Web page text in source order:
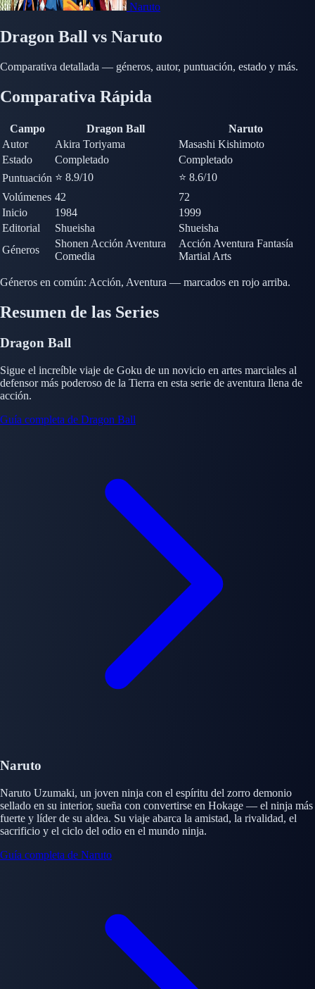
Naruto
Dragon Ball vs Naruto
Comparativa detallada — géneros, autor, puntuación, estado y más.
Comparativa Rápida
Campo Dragon Ball
Naruto
Autor
Akira Toriyama
Masashi Kishimoto
Estado
Completado
Completado
Puntuación ⭐ 8.9/10 ⭐ 8.6/10
Volúmenes 42
72
Inicio
1984
1999
Editorial
Shueisha
Shueisha
Géneros
Shonen Acción Aventura
Comedia
Acción Aventura Fantasía
Martial Arts
Géneros en común: Acción, Aventura — marcados en rojo arriba.
Resumen de las Series
Dragon Ball
Sigue el increíble viaje de Goku de un novicio en artes marciales al
defensor más poderoso de la Tierra en esta serie de aventura llena de
acción.
Guía completa de Dragon Ball
Naruto
Naruto Uzumaki, un joven ninja con el espíritu del zorro demonio
sellado en su interior, sueña con convertirse en Hokage — el ninja más
fuerte y líder de su aldea. Su viaje abarca la amistad, la rivalidad, el
sacrificio y el ciclo del odio en el mundo ninja.
Guía completa de Naruto